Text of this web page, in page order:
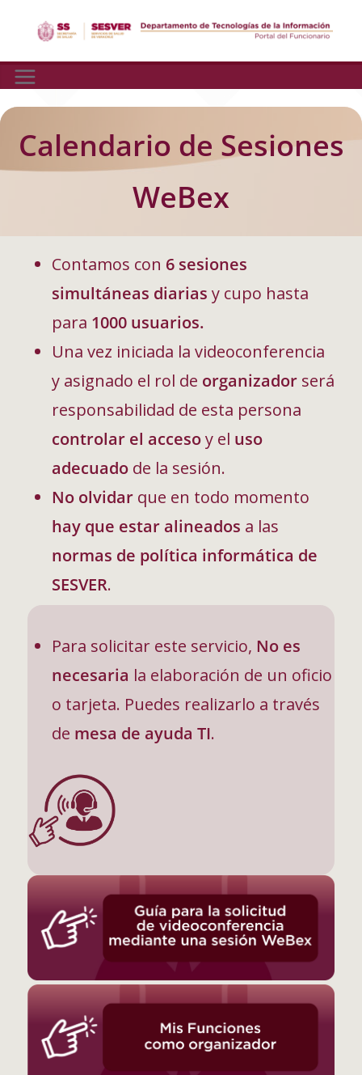
Calendario de Sesiones
WeBex
Contamos con 6 sesiones
simultáneas diarias y cupo hasta
para 1000 usuarios.
Una vez iniciada la videoconferencia
y asignado el rol de organizadorserá
responsabilidad de esta persona
controlar el accesoy el uso
adecuadode la sesión.
No olvidarque en todo momento
hay que estar alineados a las
normas de política informática de
SESVER.
Para solicitar este servicio, No es
necesaria la elaboración de un oficio
o tarjeta. Puedes realizarlo a través
de mesa de ayuda TI.